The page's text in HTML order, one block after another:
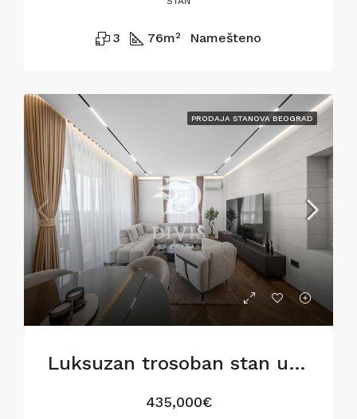
3 76m² Namešteno
PRODAJA STANOVA BEOGRAD
Luksuzan trosoban stan u BW Metropolitan,82m2
435,000€